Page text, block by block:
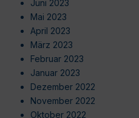
Juni 2023
Mai 2023
April 2023
März 2023
Februar 2023
Januar 2023
Dezember 2022
November 2022
Oktober 2022